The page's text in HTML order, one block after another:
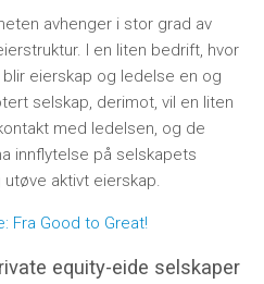
avhenger i stor grad av
I en liten bedrift, hvor
eierskap og ledelse en og
selskap, derimot, vil en liten
med ledelsen, og de
innflytelse på selskapets
aktivt eierskap.
Fra Good to Great!
equity-eide selskaper